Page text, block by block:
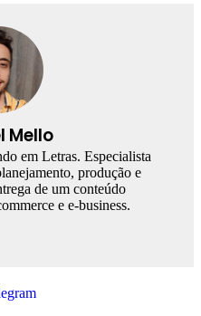
Mello
em Letras. Especialista
produção e
de um conteúdo
e e-business.